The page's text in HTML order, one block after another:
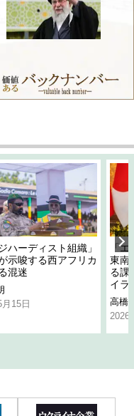
ハーディスト組織」
示唆する西アフリカ
混迷
15日
「
東南
る課
イラ
高橋
2026